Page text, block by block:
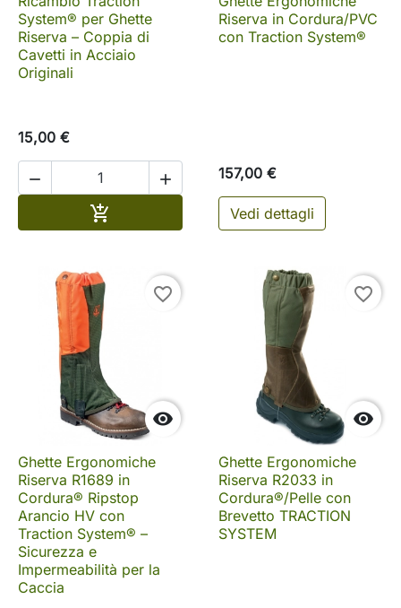
System® per Ghette
Riserva – Coppia di
Cavetti in Acciaio
Originali
15,00 €
 
 Aggiungi al carrello
Riserva in Cordura/PVC
con Traction System®
157,00 €
Vedi dettagli

favorite_border
Ghette Ergonomiche
Riserva R1689 in
Cordura® Ripstop
Arancio HV con
Traction System® –
Sicurezza e
Impermeabilità per la
Caccia

favorite_border
Ghette Ergonomiche
Riserva R2033 in
Cordura®/Pelle con
Brevetto TRACTION
SYSTEM